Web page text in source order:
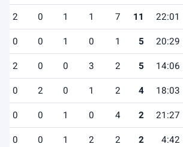
22:01
11
7
1
1
0
2
20:29
5
1
0
1
0
0
14:06
5
2
3
0
0
2
18:03
4
2
1
0
2
0
21:27
2
4
0
1
0
0
4:42
2
2
2
1
0
0